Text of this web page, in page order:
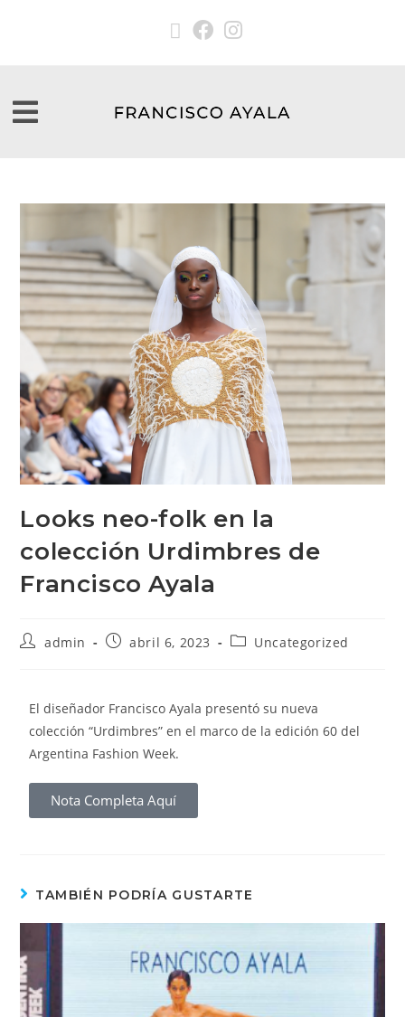
Looks neo-folk en la
colección Urdimbres de
Francisco Ayala
admin abril 6, 2023 Uncategorized
El diseñador Francisco Ayala presentó su nueva
colección “Urdimbres” en el marco de la edición 60 del
Argentina Fashion Week.
Nota Completa Aquí
TAMBIÉN PODRÍA GUSTARTE